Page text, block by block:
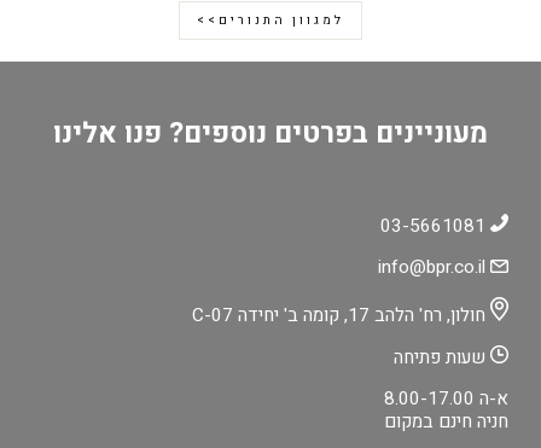
למגוון התנורים>>
מעוניינים בפרטים נוספים? פנו אלינו
חולון, רח' הלהב 17, קומה ב' יחידה C-07
שעות פתיחה
א-ה 8.00-17.00
חניה חינם במקום